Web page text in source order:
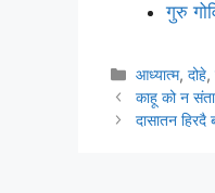
गुरु
Categories
आध्यात्म,दोहे,
काहू को न
दासातन